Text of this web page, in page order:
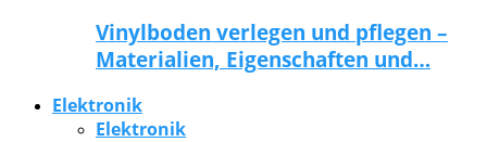
Vinylboden verlegen und pflegen –
Materialien, Eigenschaften und…
Elektronik
Elektronik